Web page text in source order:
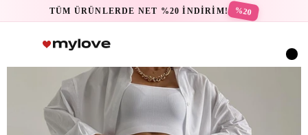
TÜM ÜRÜNLERDE NET %20 İNDİRİM! %20